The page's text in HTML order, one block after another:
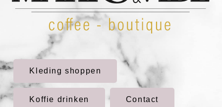
Kleding shoppen
Koffie drinken Contact